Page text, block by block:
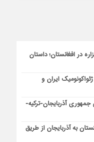
در افغانستان؛ داستان
ایران و
جمهوری آذربایجان-ترکیه-
به آذربایجان از طریق